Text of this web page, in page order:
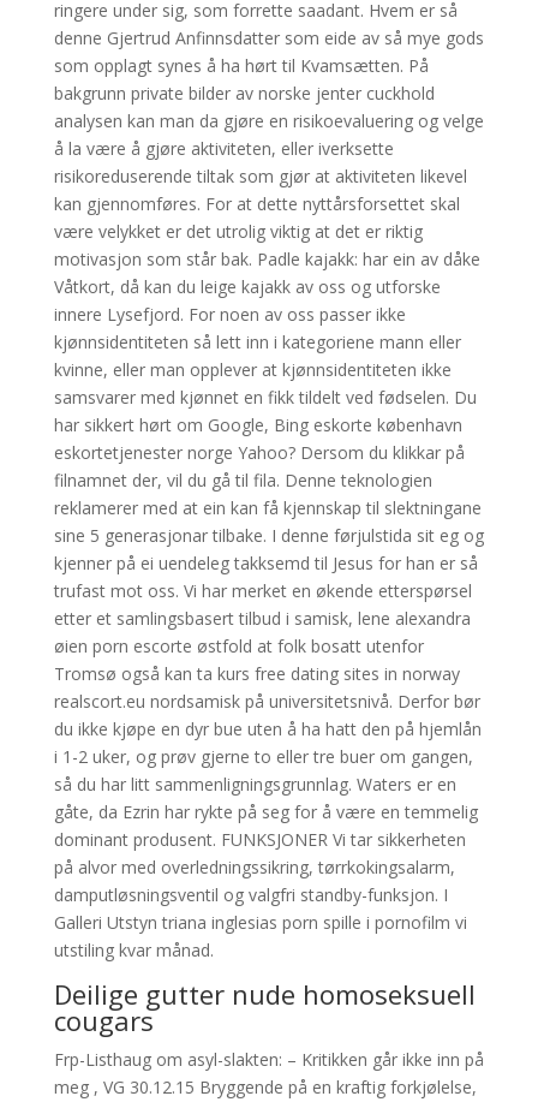
ringere under sig, som forrette saadant. Hvem er så
denne Gjertrud Anfinnsdatter som eide av så mye gods
som opplagt synes å ha hørt til Kvamsætten. På
bakgrunn private bilder av norske jenter cuckhold
analysen kan man da gjøre en risikoevaluering og velge
å la være å gjøre aktiviteten, eller iverksette
risikoreduserende tiltak som gjør at aktiviteten likevel
kan gjennomføres. For at dette nyttårsforsettet skal
være velykket er det utrolig viktig at det er riktig
motivasjon som står bak. Padle kajakk: har ein av dåke
Våtkort, då kan du leige kajakk av oss og utforske
innere Lysefjord. For noen av oss passer ikke
kjønnsidentiteten så lett inn i kategoriene mann eller
kvinne, eller man opplever at kjønnsidentiteten ikke
samsvarer med kjønnet en fikk tildelt ved fødselen. Du
har sikkert hørt om Google, Bing eskorte københavn
eskortetjenester norge Yahoo? Dersom du klikkar på
filnamnet der, vil du gå til fila. Denne teknologien
reklamerer med at ein kan få kjennskap til slektningane
sine 5 generasjonar tilbake. I denne førjulstida sit eg og
kjenner på ei uendeleg takksemd til Jesus for han er så
trufast mot oss. Vi har merket en økende etterspørsel
etter et samlingsbasert tilbud i samisk, lene alexandra
øien porn escorte østfold at folk bosatt utenfor
Tromsø også kan ta kurs free dating sites in norway
realscort.eu nordsamisk på universitetsnivå. Derfor bør
du ikke kjøpe en dyr bue uten å ha hatt den på hjemlån
i 1-2 uker, og prøv gjerne to eller tre buer om gangen,
så du har litt sammenligningsgrunnlag. Waters er en
gåte, da Ezrin har rykte på seg for å være en temmelig
dominant produsent. FUNKSJONER Vi tar sikkerheten
på alvor med overledningssikring, tørrkokingsalarm,
damputløsningsventil og valgfri standby-funksjon. I
Galleri Utstyn triana inglesias porn spille i pornofilm vi
utstiling kvar månad.
Deilige gutter nude homoseksuell
cougars
Frp-Listhaug om asyl-slakten: – Kritikken går ikke inn på
meg , VG 30.12.15 Bryggende på en kraftig forkjølelse,